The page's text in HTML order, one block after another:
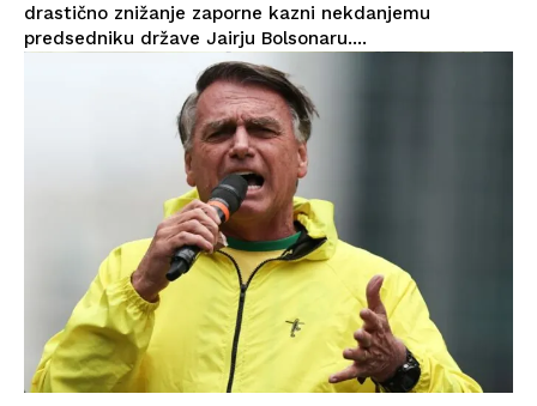
drastično znižanje zaporne kazni nekdanjemu
predsedniku države Jairju Bolsonaru....